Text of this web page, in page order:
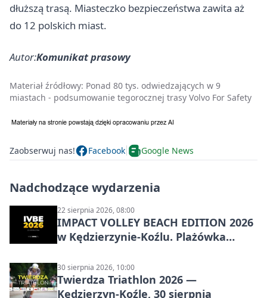
dłuższą trasą. Miasteczko bezpieczeństwa zawita aż
do 12 polskich miast.
Autor:Komunikat prasowy
Materiał źródłowy: Ponad 80 tys. odwiedzających w 9
miastach - podsumowanie tegorocznej trasy Volvo For Safety
Zaobserwuj nas! Facebook Google News
Nadchodzące wydarzenia
22 sierpnia 2026, 08:00
IMPACT VOLLEY BEACH EDITION 2026
w Kędzierzynie-Koźlu. Plażówka
30 sierpnia 2026, 10:00
Twierdza Triathlon 2026 —
Kędzierzyn-Koźle, 30 sierpnia